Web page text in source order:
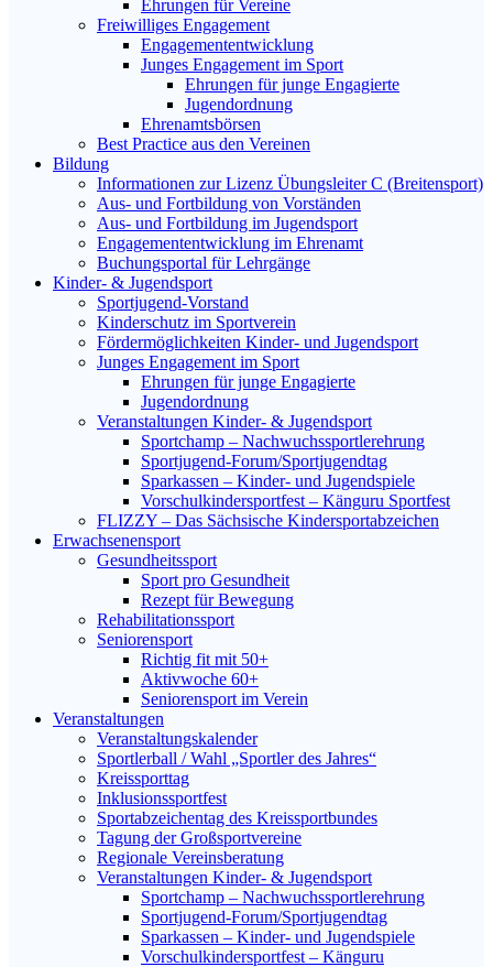
Ehrungen für Vereine
Freiwilliges Engagement
Engagemententwicklung
Junges Engagement im Sport
Ehrungen für junge Engagierte
Jugendordnung
Ehrenamtsbörsen
Best Practice aus den Vereinen
Bildung
Informationen zur Lizenz Übungsleiter C (Breitensport)
Aus- und Fortbildung von Vorständen
Aus- und Fortbildung im Jugendsport
Engagemententwicklung im Ehrenamt
Buchungsportal für Lehrgänge
Kinder- & Jugendsport
Sportjugend-Vorstand
Kinderschutz im Sportverein
Fördermöglichkeiten Kinder- und Jugendsport
Junges Engagement im Sport
Ehrungen für junge Engagierte
Jugendordnung
Veranstaltungen Kinder- & Jugendsport
Sportchamp – Nach­wuchs­sportler­ehrung
Sportjugend-Forum/Sport­jugend­tag
Sparkassen – Kinder- und Jugendspiele
Vorschulkindersportfest – Känguru Sportfest
FLIZZY – Das Sächsische Kindersportabzeichen
Erwachsenensport
Gesundheitssport
Sport pro Gesundheit
Rezept für Bewegung
Rehabilitationssport
Seniorensport
Richtig fit mit 50+
Aktivwoche 60+
Seniorensport im Verein
Veranstaltungen
Veranstaltungskalender
Sportlerball / Wahl „Sportler des Jahres“
Kreissporttag
Inklusionssportfest
Sportabzeichentag des Kreissportbundes
Tagung der Großsportvereine
Regionale Vereinsberatung
Veranstaltungen Kinder- & Jugendsport
Sportchamp – Nach­wuchs­sportler­ehrung
Sportjugend-Forum/Sport­jugend­tag
Sparkassen – Kinder- und Jugendspiele
Vorschulkindersportfest – Känguru